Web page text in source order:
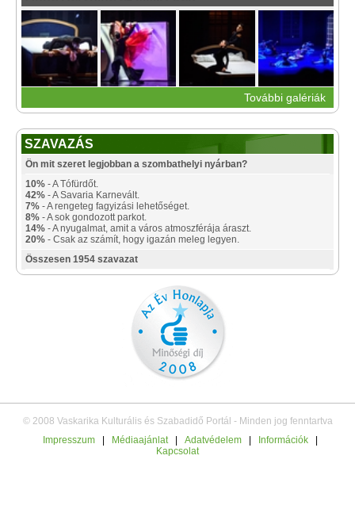
További galériák
SZAVAZÁS
Ön mit szeret legjobban a szombathelyi nyárban?
10% - A Tófürdőt.
42% - A Savaria Karnevált.
7% - A rengeteg fagyizási lehetőséget.
8% - A sok gondozott parkot.
14% - A nyugalmat, amit a város atmoszférája áraszt.
20% - Csak az számít, hogy igazán meleg legyen.
Összesen 1954 szavazat
© 2008 Vaskarika Kulturális és Szabadidő Portál - Minden jog fenntartva
Impresszum
Médiaajánlat Adatvédelem Információk
Kapcsolat